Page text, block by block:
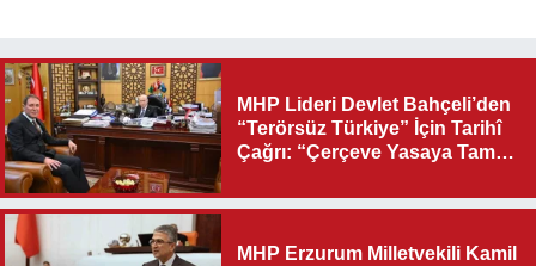
MHP Lideri Devlet Bahçeli’den
“Terörsüz Türkiye” İçin Tarihî
Çağrı: “Çerçeve Yasaya Tam
MHP Erzurum Milletvekili Kamil